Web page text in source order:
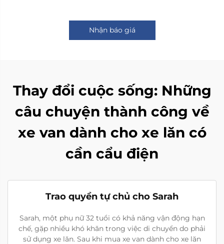
Nhận báo giá
Thay đổi cuộc sống: Những
câu chuyện thành công về
xe van dành cho xe lăn có
cần cẩu điện
Trao quyền tự chủ cho Sarah
Sarah, một phụ nữ 32 tuổi có khả năng vận động hạn
chế, gặp nhiều khó khăn trong việc di chuyển do phải
sử dụng xe lăn. Sau khi mua xe van dành cho xe lăn